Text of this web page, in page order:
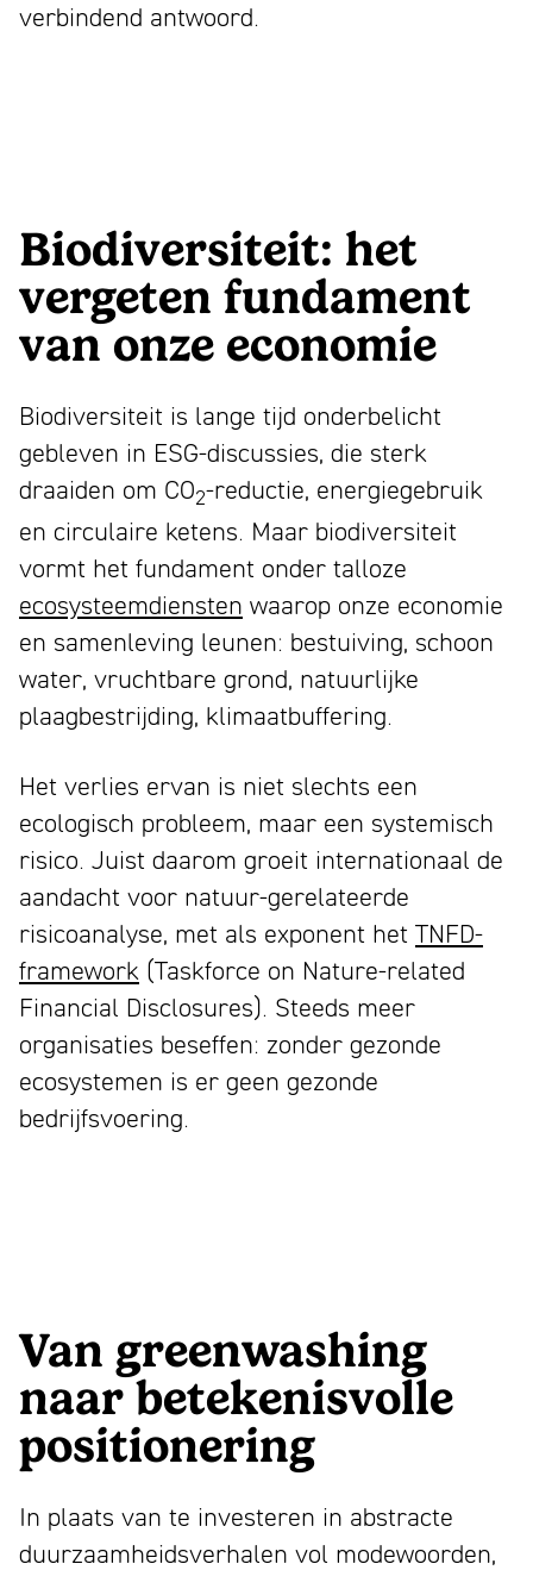
verbindend antwoord.
Biodiversiteit: het
vergeten fundament
van onze economie
Biodiversiteit is lange tijd onderbelicht
gebleven in ESG-discussies, die sterk
draaiden om CO2-reductie, energiegebruik
en circulaire ketens. Maar biodiversiteit
vormt het fundament onder talloze
ecosysteemdiensten waarop onze economie
en samenleving leunen: bestuiving, schoon
water, vruchtbare grond, natuurlijke
plaagbestrijding, klimaatbuffering.
Het verlies ervan is niet slechts een
ecologisch probleem, maar een systemisch
risico. Juist daarom groeit internationaal de
aandacht voor natuur-gerelateerde
risicoanalyse, met als exponent het TNFD-
framework (Taskforce on Nature-related
Financial Disclosures). Steeds meer
organisaties beseffen: zonder gezonde
ecosystemen is er geen gezonde
bedrijfsvoering.
Van greenwashing
naar betekenisvolle
positionering
In plaats van te investeren in abstracte
duurzaamheidsverhalen vol modewoorden,